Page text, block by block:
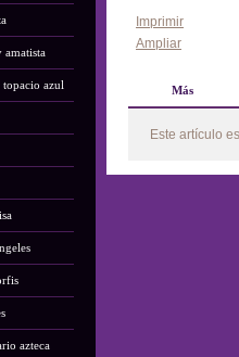
amatista
azul
azteca
Imprimir
Ampliar
Más
Este artículo